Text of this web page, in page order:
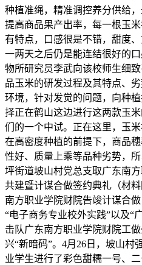
种植准绳，精准调控养分供给
提高商品果产出率，每一根玉
有特点，口感很是不错，甜度
一两天之后仍是能连结很好的
物所研究员李武向该校师生细
品玉米的研发过程及其特点、
环境，针对发觉的问题，向种
择正在鹤山这边进行这两款玉
们的一个中试。正在这里，玉
在高密度种植的前提下，商品
性好、质量上乘等品种劣势，
坪街道坡山村党总支取广东南
共建暨计谋合做签约典礼（材
南方职业学院财院告竣计谋合
“电子商务专业校外实践”以及“
击队广东南方职业学院财院工
兴“新暗码”。4月26日，坡山村
业学生进行了彩色甜糯一号、